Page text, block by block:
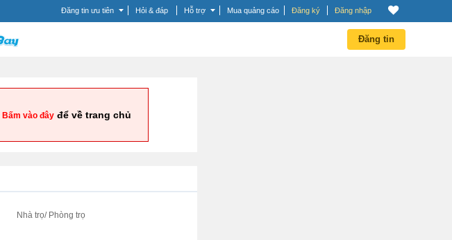
Đăng tin ưu tiên Hỏi & đáp Hỗ trợ Mua quảng cáo Đăng ký Đăng nhập
Đăng tin
Bấm vào đây để về trang chủ
Nhà trọ/ Phòng trọ